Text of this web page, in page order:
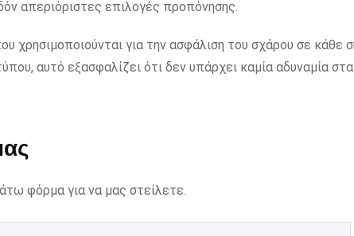
απεριόριστες επιλογές προπόνησης.
χρησιμοποιούνται για την ασφάλιση του σχάρου σε κάθε
αυτό εξασφαλίζει ότι δεν υπάρχει καμία αδυναμία στα
φόρμα για να μας στείλετε.